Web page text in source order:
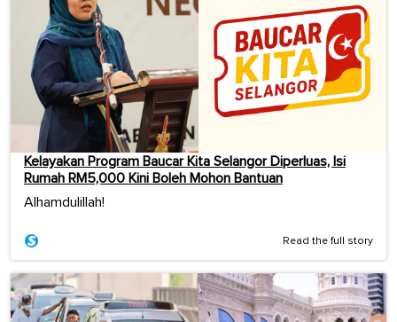
Kelayakan Program Baucar Kita Selangor Diperluas, Isi
Rumah RM5,000 Kini Boleh Mohon Bantuan
Alhamdulillah!
Read the full story